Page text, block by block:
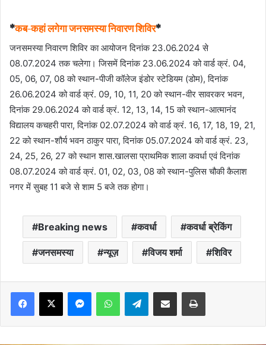
*कब-कहां लगेगा जनसमस्या निवारण शिविर*
जनसमस्या निवारण शिविर का आयोजन दिनांक 23.06.2024 से
08.07.2024 तक चलेगा। जिसमें दिनांक 23.06.2024 को वार्ड क्रं. 04,
05, 06, 07, 08 को स्थान-पीजी कॉलेज इंडोर स्टेडियम (डोम), दिनांक
26.06.2024 को वार्ड क्रं. 09, 10, 11, 20 को स्थान-वीर सावरकर भवन,
दिनांक 29.06.2024 को वार्ड क्रं. 12, 13, 14, 15 को स्थान-आत्मानंद
विद्यालय कचहरी पारा, दिनांक 02.07.2024 को वार्ड क्रं. 16, 17, 18, 19, 21,
22 को स्थान-शौर्य भवन ठाकुर पारा, दिनांक 05.07.2024 को वार्ड क्रं. 23,
24, 25, 26, 27 को स्थान शास.खालसा प्राथमिक शाला कवर्धा एवं दिनांक
08.07.2024 को वार्ड क्रं. 01, 02, 03, 08 को स्थान-पुलिस चौकी कैलाश
नगर में सुबह 11 बजे से शाम 5 बजे तक होगा।
Breaking news कवर्धा कवर्धा ब्रेकिंग
जनसमस्या न्यूज़ विजय शर्मा शिविर
Telegram